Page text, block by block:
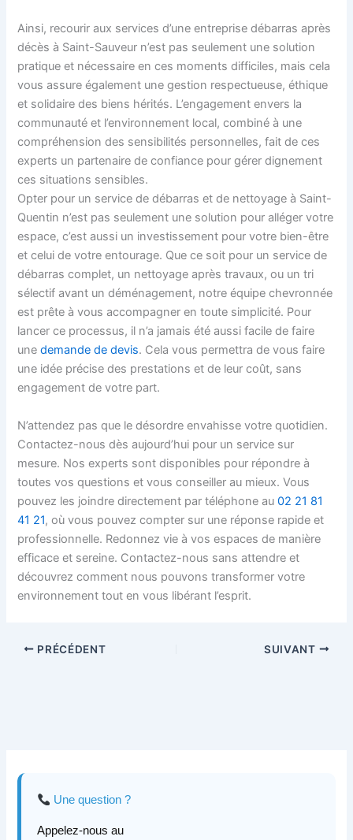
Ainsi, recourir aux services d’une entreprise débarras après
décès à Saint-Sauveur n’est pas seulement une solution
pratique et nécessaire en ces moments difficiles, mais cela
vous assure également une gestion respectueuse, éthique
et solidaire des biens hérités. L’engagement envers la
communauté et l’environnement local, combiné à une
compréhension des sensibilités personnelles, fait de ces
experts un partenaire de confiance pour gérer dignement
ces situations sensibles.
Opter pour un service de débarras et de nettoyage à Saint-
Quentin n’est pas seulement une solution pour alléger votre
espace, c’est aussi un investissement pour votre bien-être
et celui de votre entourage. Que ce soit pour un service de
débarras complet, un nettoyage après travaux, ou un tri
sélectif avant un déménagement, notre équipe chevronnée
est prête à vous accompagner en toute simplicité. Pour
lancer ce processus, il n’a jamais été aussi facile de faire
unedemande de devis. Cela vous permettra de vous faire
une idée précise des prestations et de leur coût, sans
engagement de votre part.
N’attendez pas que le désordre envahisse votre quotidien.
Contactez-nous dès aujourd’hui pour un service sur
mesure. Nos experts sont disponibles pour répondre à
toutes vos questions et vous conseiller au mieux. Vous
pouvez les joindre directement par téléphone au02 21 81
41 21, où vous pouvez compter sur une réponse rapide et
professionnelle. Redonnez vie à vos espaces de manière
efficace et sereine. Contactez-nous sans attendre et
découvrez comment nous pouvons transformer votre
environnement tout en vous libérant l’esprit.
PRÉCÉDENT SUIVANT
Une question ?
Appelez-nous au